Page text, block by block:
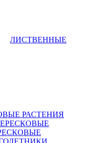
ЛИСТВЕННЫЕ
РАСТЕНИЯ